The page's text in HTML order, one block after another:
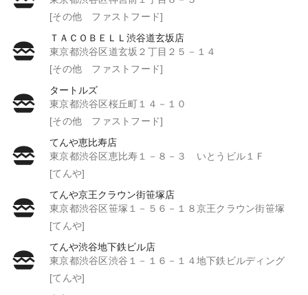
[その他 ファストフード]
ＴＡＣＯＢＥＬＬ渋谷道玄坂店
東京都渋谷区道玄坂２丁目２５－１４
[その他 ファストフード]
タートルズ
東京都渋谷区桜丘町１４－１０
[その他 ファストフード]
てんや恵比寿店
東京都渋谷区恵比寿１－８－３ いとうビル１Ｆ
[てんや]
てんや京王クラウン街笹塚店
東京都渋谷区笹塚１－５６－１８京王クラウン街笹塚
[てんや]
てんや渋谷地下鉄ビル店
東京都渋谷区渋谷１－１６－１４地下鉄ビルディング
[てんや]